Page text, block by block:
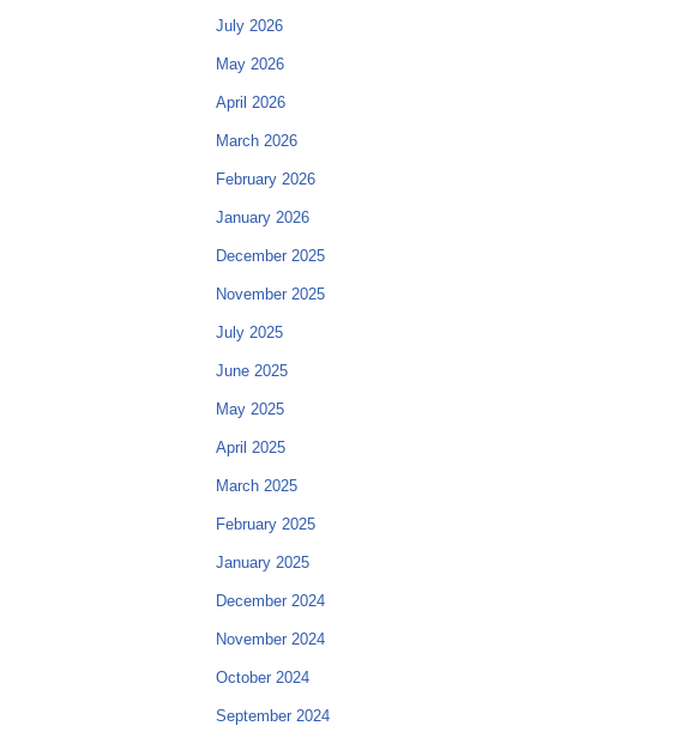
July 2026
May 2026
April 2026
March 2026
February 2026
January 2026
December 2025
November 2025
July 2025
June 2025
May 2025
April 2025
March 2025
February 2025
January 2025
December 2024
November 2024
October 2024
September 2024